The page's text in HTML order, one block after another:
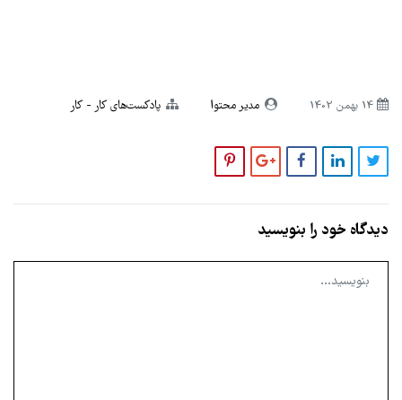
مدیر محتوا پادکست‌های کار کار
دیدگاه خود را بنویسید